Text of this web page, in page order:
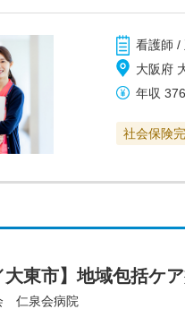
看護師 /
大阪府
年収
社会保険
大東市】地域包括ケ
仁泉会病院